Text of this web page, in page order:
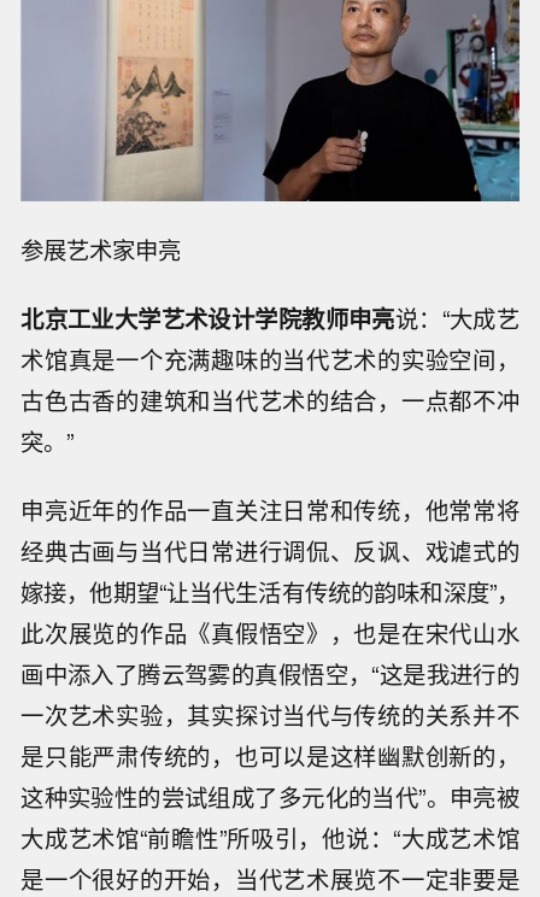
参展艺术家申亮
北京工业大学艺术设计学院教师申亮说：“大成艺
术馆真是一个充满趣味的当代艺术的实验空间，
古色古香的建筑和当代艺术的结合，一点都不冲
突。”
申亮近年的作品一直关注日常和传统，他常常将
经典古画与当代日常进行调侃、反讽、戏谑式的
嫁接，他期望“让当代生活有传统的韵味和深度”，
此次展览的作品《真假悟空》，也是在宋代山水
画中添入了腾云驾雾的真假悟空，“这是我进行的
一次艺术实验，其实探讨当代与传统的关系并不
是只能严肃传统的，也可以是这样幽默创新的，
这种实验性的尝试组成了多元化的当代”。申亮被
大成艺术馆“前瞻性”所吸引，他说：“大成艺术馆
是一个很好的开始，当代艺术展览不一定非要是